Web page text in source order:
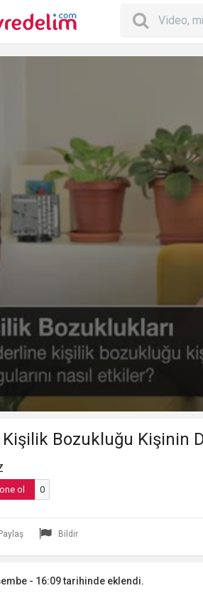
Bozukluğu Kişinin
ol 0
Bildir
- 16:09 tarihinde eklendi.